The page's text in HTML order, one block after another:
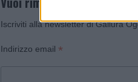
Iscriviti alla newsletter di Gallura
Indirizzo email *